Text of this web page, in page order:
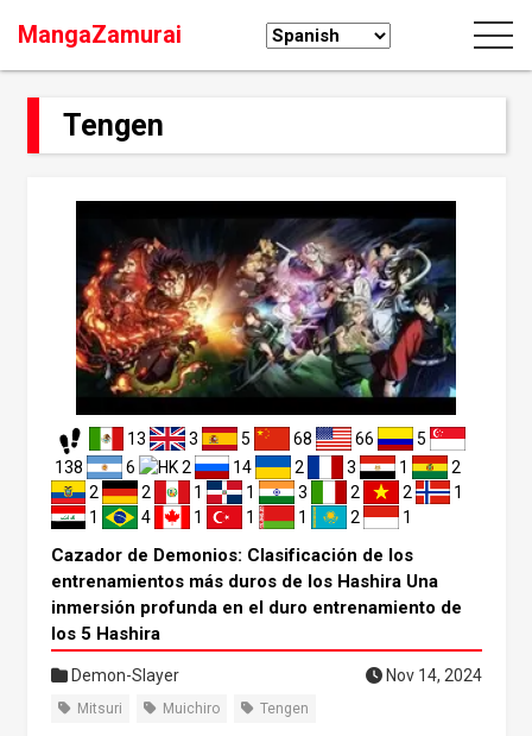
MangaZamurai
Tengen
13 3 5 68 66
5
138
6 2 14 2 3 1
2
2
2 1 1 3 2 2
1
1
4 1 1 1 2 1
Cazador de Demonios: Clasificación de los
entrenamientos más duros de los Hashira Una
inmersión profunda en el duro entrenamiento de
los 5 Hashira
Demon-Slayer Nov 14, 2024
Mitsuri Muichiro Tengen